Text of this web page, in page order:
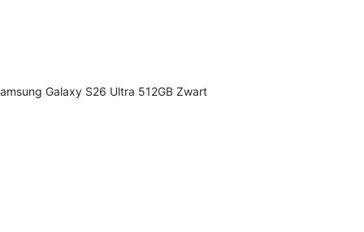
Galaxy S26 Ultra 512GB Zwart